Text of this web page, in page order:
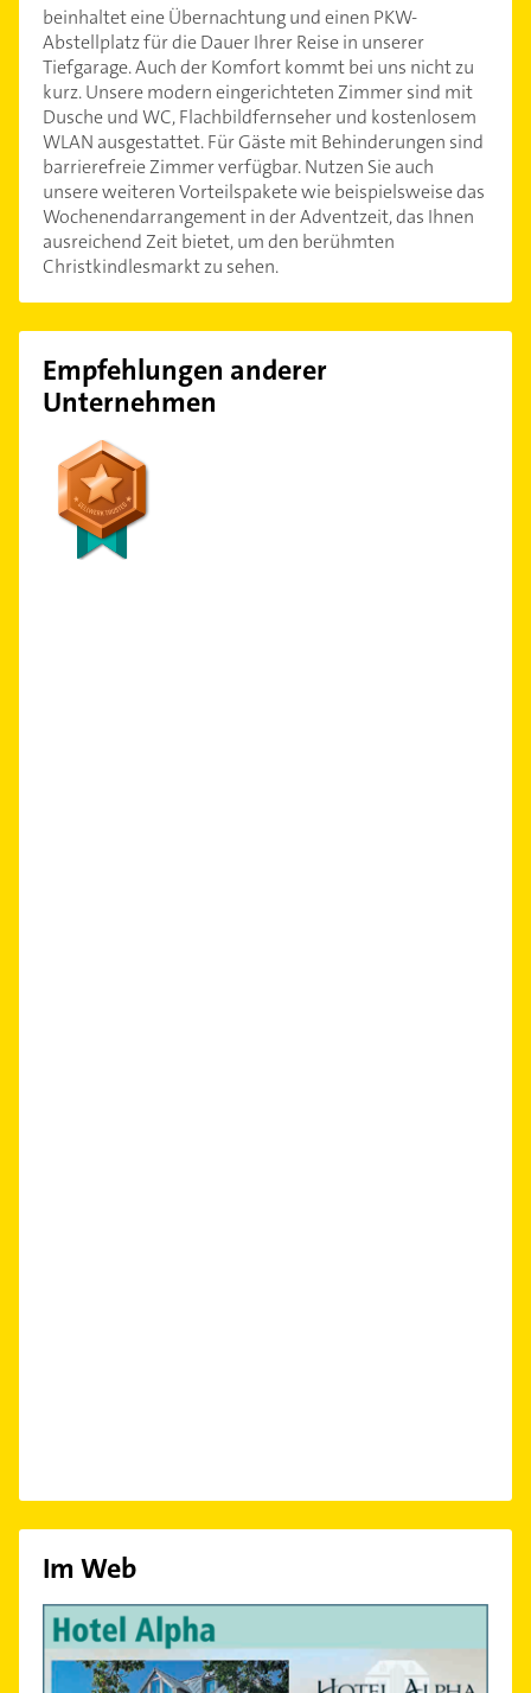
beinhaltet eine Übernachtung und einen PKW-
Abstellplatz für die Dauer Ihrer Reise in unserer
Tiefgarage. Auch der Komfort kommt bei uns nicht zu
kurz. Unsere modern eingerichteten Zimmer sind mit
Dusche und WC, Flachbildfernseher und kostenlosem
WLAN ausgestattet. Für Gäste mit Behinderungen sind
barrierefreie Zimmer verfügbar. Nutzen Sie auch
unsere weiteren Vorteilspakete wie beispielsweise das
Wochenendarrangement in der Adventzeit, das Ihnen
ausreichend Zeit bietet, um den berühmten
Christkindlesmarkt zu sehen.
Empfehlungen anderer
Unternehmen
Im Web